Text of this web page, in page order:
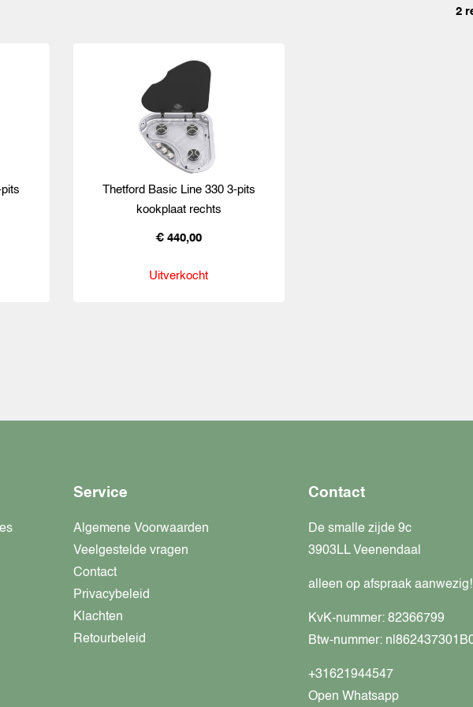
2
Thetford Basic Line 330 3-pits
kookplaat rechts
€ 440,00
Uitverkocht
Service
Algemene Voorwaarden
Veelgestelde vragen
Contact
Privacybeleid
Klachten
Retourbeleid
Contact
De smalle zijde 9c
3903LL Veenendaal
alleen op afspraak aanwezig!
KvK-nummer: 82366799
Btw-nummer:
+31621944547
Open Whatsapp